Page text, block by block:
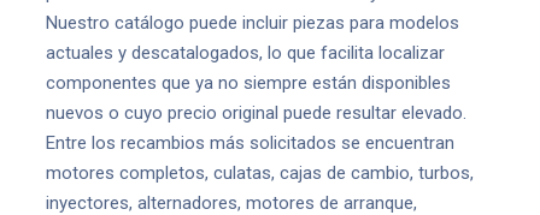
Nuestro catálogo puede incluir piezas para modelos
actuales y descatalogados, lo que facilita localizar
componentes que ya no siempre están disponibles
nuevos o cuyo precio original puede resultar elevado.
Entre los recambios más solicitados se encuentran
motores completos, culatas, cajas de cambio, turbos,
inyectores, alternadores, motores de arranque,